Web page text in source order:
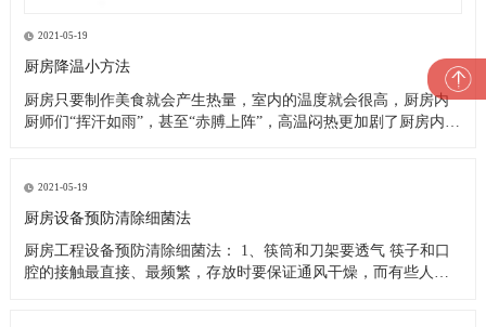
2021-05-19
厨房降温小方法
厨房只要制作美食就会产生热量，室内的温度就会很高，厨房内
厨师们“挥汗如雨”，甚至“赤膊上阵”，高温闷热更加剧了厨房内的
热，严重影响厨师们的身心健康，大大降低了他们的工作效率及
工作热情
2021-05-19
厨房设备预防清除细菌法
厨房工程设备预防清除细菌法： 1、筷筒和刀架要透气 筷子和口
腔的接触最直接、最频繁，存放时要保证通风干燥，而有些人把